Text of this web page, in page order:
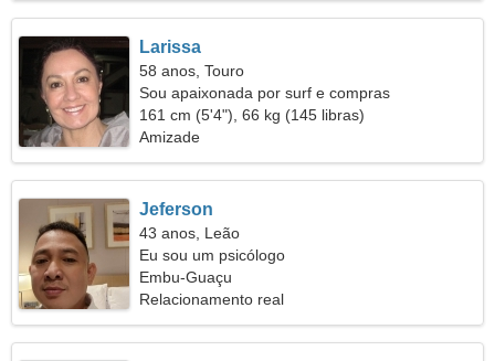
Larissa
58 anos, Touro
Sou apaixonada por surf e compras
161 cm (5'4"), 66 kg (145 libras)
Amizade
Jeferson
43 anos, Leão
Eu sou um psicólogo
Embu-Guaçu
Relacionamento real